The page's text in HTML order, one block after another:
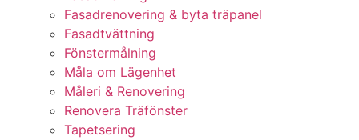
Fasadrenovering & byta träpanel
Fasadtvättning
Fönstermålning
Måla om Lägenhet
Måleri & Renovering
Renovera Träfönster
Tapetsering